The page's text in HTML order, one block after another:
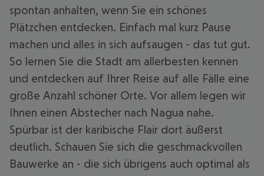
spontan anhalten, wenn Sie ein schönes
Plätzchen entdecken. Einfach mal kurz Pause
machen und alles in sich aufsaugen - das tut gut.
So lernen Sie die Stadt am allerbesten kennen
und entdecken auf Ihrer Reise auf alle Fälle eine
große Anzahl schöner Orte. Vor allem legen wir
Ihnen einen Abstecher nach Nagua nahe.
Spürbar ist der karibische Flair dort äußerst
deutlich. Schauen Sie sich die geschmackvollen
Bauwerke an - die sich übrigens auch optimal als